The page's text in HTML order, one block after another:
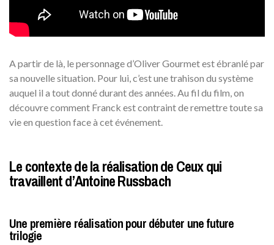
A partir de là, le personnage d’Oliver Gourmet est ébranlé par
sa nouvelle situation. Pour lui, c’est une trahison du système
auquel il a tout donné durant des années. Au fil du film, on
découvre comment Franck est contraint de remettre toute sa
vie en question face à cet événement.
Le contexte de la réalisation de Ceux qui
travaillent d’Antoine Russbach
Une première réalisation pour débuter une future
trilogie